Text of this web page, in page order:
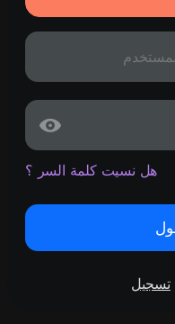
هل نسيت كلمة السر ؟
تسجيل